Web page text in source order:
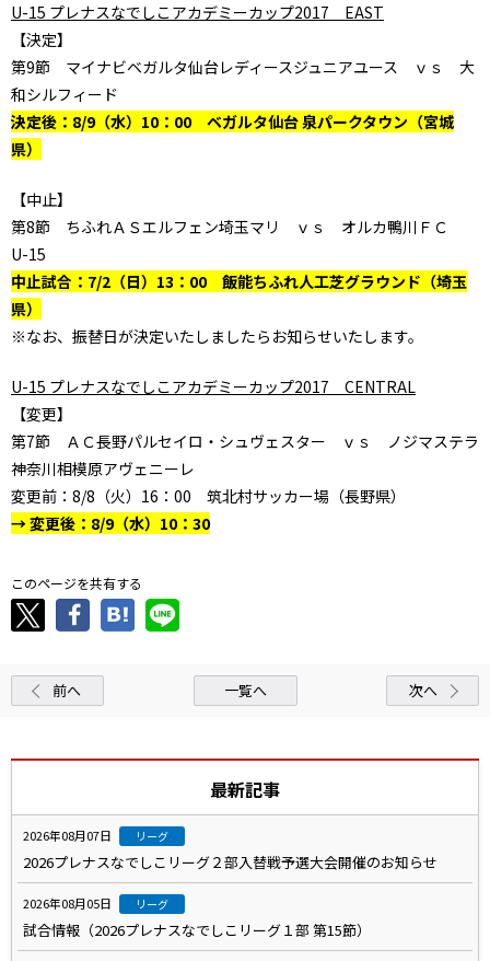
U-15 プレナスなでしこアカデミーカップ2017 EAST
【決定】
第9節 マイナビベガルタ仙台レディースジュニアユース ｖｓ 大
和シルフィード
決定後：8/9（水）10：00 ベガルタ仙台 泉パークタウン（宮城
県）
【中止】
第8節 ちふれＡＳエルフェン埼玉マリ ｖｓ オルカ鴨川ＦＣ
U-15
中止試合：7/2（日）13：00 飯能ちふれ人工芝グラウンド（埼玉
県）
※なお、振替日が決定いたしましたらお知らせいたします。
U-15 プレナスなでしこアカデミーカップ2017 CENTRAL
【変更】
第7節 ＡＣ長野パルセイロ・シュヴェスター ｖｓ ノジマステラ
神奈川相模原アヴェニーレ
変更前：8/8（火）16：00 筑北村サッカー場（長野県）
→ 変更後：8/9（水）10：30
このページを共有する
前へ 一覧へ 次へ
最新記事
2026年08月07日 リーグ
2026プレナスなでしこリーグ２部入替戦予選大会開催のお知らせ
2026年08月05日 リーグ
試合情報（2026プレナスなでしこリーグ１部 第15節）